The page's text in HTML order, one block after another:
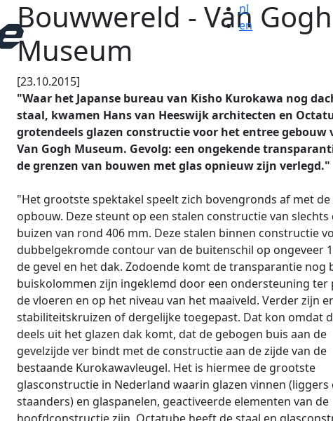
nl
en
Bouwwereld - Van Gogh
Museum
[23.10.2015]
"Waar het Japanse bureau van Kisho Kurokawa nog
staal, kwamen Hans van Heeswijk archi­tecten en
grotendeels glazen constructie voor het entree gebouw
Van Gogh Museum. Gevolg: een ongekende
de grenzen van bouwen met glas opnieuw zijn verlegd."
"Het grootste spektakel speelt zich bovengronds af met de
opbouw. Deze steunt op een stalen constructie van slechts
buizen van rond 406 mm. Deze stalen binnen­ constructie
dubbelgekromde contour van de buitenschil op ongeveer
de gevel en het dak. Zodoende komt de transparantie nog
buiskolommen zijn ingeklemd door een ondersteuning ter
de vloeren en op het niveau van het maaiveld. Verder zijn
stabiliteitskruizen of dergelijke toegepast. Dat kon omdat
deels uit het glazen dak komt, dat de gebogen buis aan de
gevelzijde ver bindt met de constructie aan de zijde van de
bestaande Kurokawa­vleugel. Het is hiermee de grootste
glasconstructie in Nederland waarin glazen vinnen (liggers
staanders) en glaspanelen, geactiveerde elementen van de